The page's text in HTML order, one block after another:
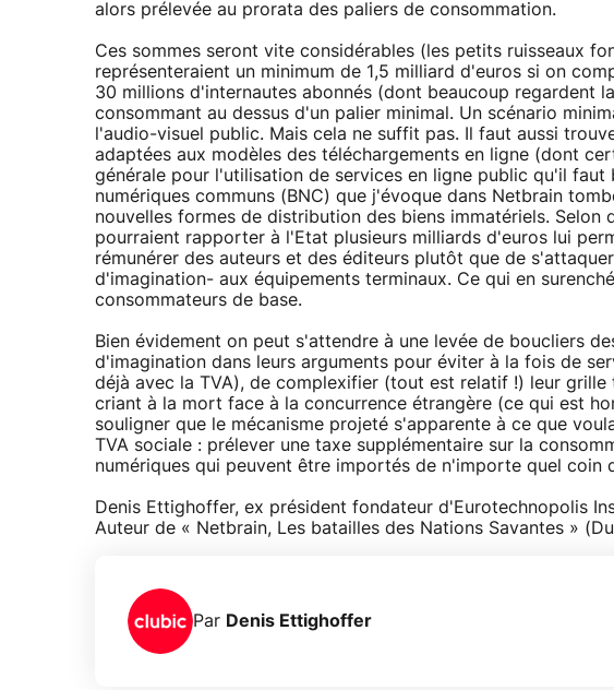
alors prélevée au prorata des paliers de consommation.
Ces sommes seront vite considérables (les petits ruisseaux
représenteraient un minimum de 1,5 milliard d'euros si on
30 millions d'internautes abonnés (dont beaucoup regardent
consommant au dessus d'un palier minimal. Un scénario
l'audio-visuel public. Mais cela ne suffit pas. Il faut aussi
adaptées aux modèles des téléchargements en ligne (dont
générale pour l'utilisation de services en ligne public qu'il faut
numériques communs (BNC) que j'évoque dans Netbrain
nouvelles formes de distribution des biens immatériels. Selon
pourraient rapporter à l'Etat plusieurs milliards d'euros lui
rémunérer des auteurs et des éditeurs plutôt que de
d'imagination- aux équipements terminaux. Ce qui en
consommateurs de base.
Bien évidement on peut s'attendre à une levée de boucliers
d'imagination dans leurs arguments pour éviter à la fois de
déjà avec la TVA), de complexifier (tout est relatif !) leur
criant à la mort face à la concurrence étrangère (ce qui est
souligner que le mécanisme projeté s'apparente à ce que
TVA sociale : prélever une taxe supplémentaire sur la
numériques qui peuvent être importés de n'importe quel coin
Denis Ettighoffer, ex président fondateur d'Eurotechnopolis
Auteur de « Netbrain, Les batailles des Nations Savantes »
Par Denis Ettighoffer